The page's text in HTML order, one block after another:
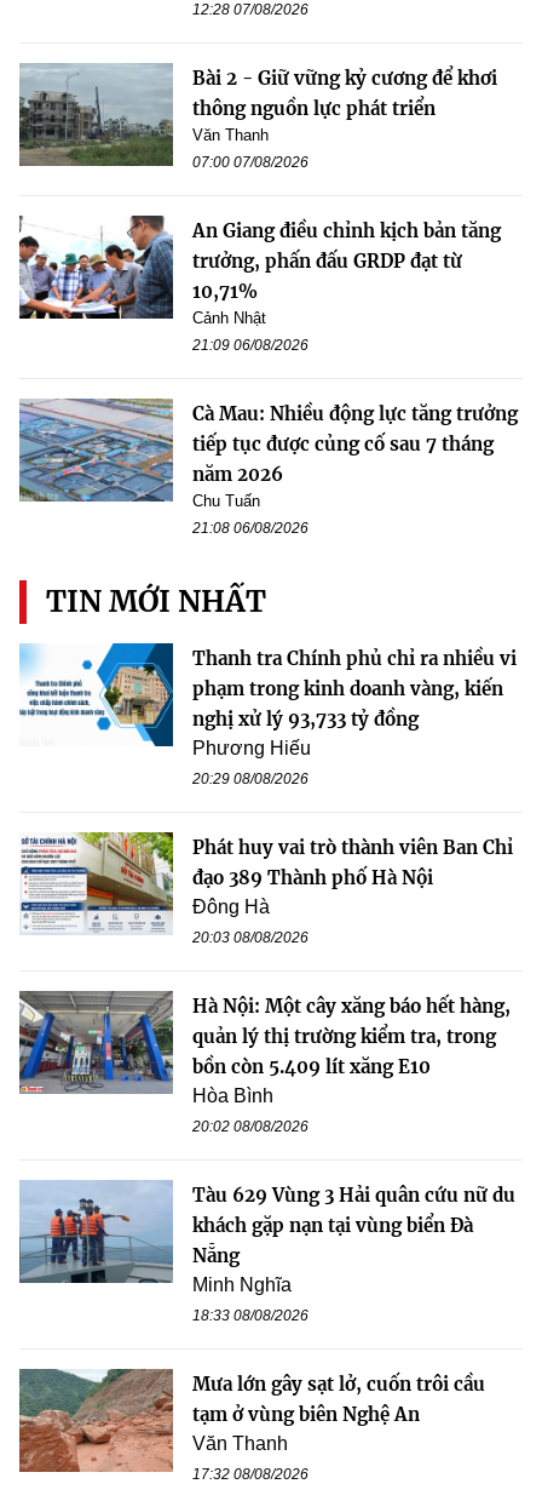
12:28 07/08/2026
Bài 2 - Giữ vững kỷ cương để khơi
thông nguồn lực phát triển
Văn Thanh
07:00 07/08/2026
An Giang điều chỉnh kịch bản tăng
trưởng, phấn đấu GRDP đạt từ
10,71%
Cảnh Nhật
21:09 06/08/2026
Cà Mau: Nhiều động lực tăng trưởng
tiếp tục được củng cố sau 7 tháng
năm 2026
Chu Tuấn
21:08 06/08/2026
TIN MỚI NHẤT
Thanh tra Chính phủ chỉ ra nhiều vi
phạm trong kinh doanh vàng, kiến
nghị xử lý 93,733 tỷ đồng
Phương Hiếu
20:29 08/08/2026
Phát huy vai trò thành viên Ban Chỉ
đạo 389 Thành phố Hà Nội
Đông Hà
20:03 08/08/2026
Hà Nội: Một cây xăng báo hết hàng,
quản lý thị trường kiểm tra, trong
bồn còn 5.409 lít xăng E10
Hòa Bình
20:02 08/08/2026
Tàu 629 Vùng 3 Hải quân cứu nữ du
khách gặp nạn tại vùng biển Đà
Nẵng
Minh Nghĩa
18:33 08/08/2026
Mưa lớn gây sạt lở, cuốn trôi cầu
tạm ở vùng biên Nghệ An
Văn Thanh
17:32 08/08/2026